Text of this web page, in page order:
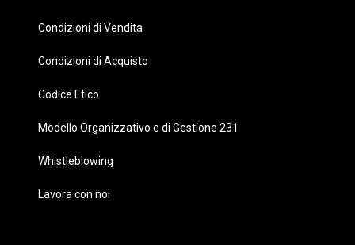
Condizioni di Vendita
Condizioni di Acquisto
Codice Etico
Modello Organizzativo e di Gestione 231
Whistleblowing
Lavora con noi